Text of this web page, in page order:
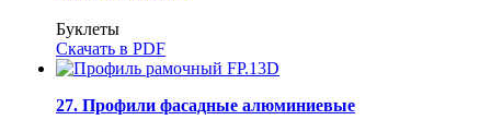
Буклеты
Скачать в PDF
27. Профили фасадные алюминиевые